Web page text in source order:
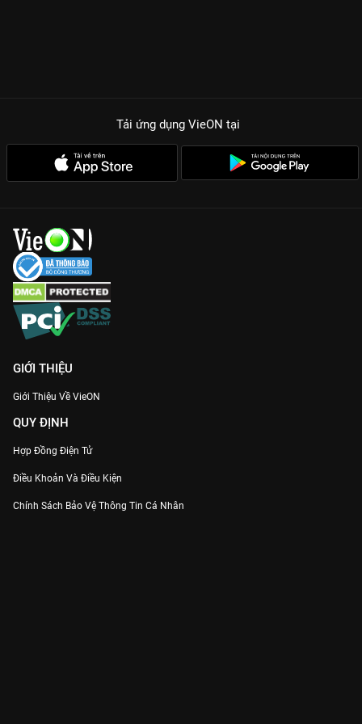
Tải ứng dụng VieON tại
GIỚI THIỆU
Giới Thiệu Về VieON
QUY ĐỊNH
Hợp Đồng Điện Tử
Điều Khoản Và Điều Kiện
Chính Sách Bảo Vệ Thông Tin Cá Nhân